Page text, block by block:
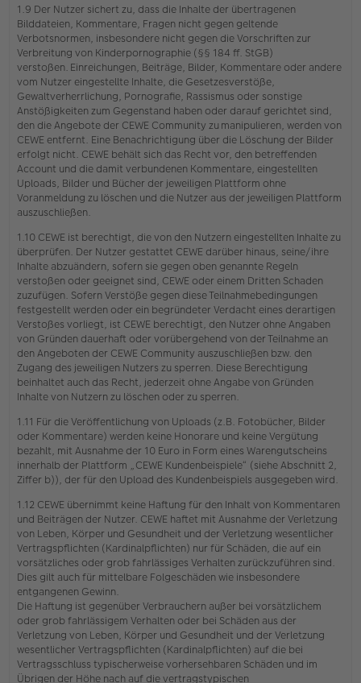
1.9 Der Nutzer sichert zu, dass die Inhalte der übertragenen
Bilddateien, Kommentare, Fragen nicht gegen geltende
Verbotsnormen, insbesondere nicht gegen die Vorschriften zur
Verbreitung von Kinderpornographie (§§ 184 ff. StGB)
verstoßen. Einreichungen, Beiträge, Bilder, Kommentare oder andere
vom Nutzer eingestellte Inhalte, die Gesetzesverstöße,
Gewaltverherrlichung, Pornografie, Rassismus oder sonstige
Anstößigkeiten zum Gegenstand haben oder darauf gerichtet sind,
den die Angebote der CEWE Community zu manipulieren, werden von
CEWE entfernt. Eine Benachrichtigung über die Löschung der Bilder
erfolgt nicht. CEWE behält sich das Recht vor, den betreffenden
Account und die damit verbundenen Kommentare, eingestellten
Uploads, Bilder und Bücher der jeweiligen Plattform ohne
Voranmeldung zu löschen und die Nutzer aus der jeweiligen Plattform
auszuschließen.
1.10 CEWE ist berechtigt, die von den Nutzern eingestellten Inhalte zu
überprüfen. Der Nutzer gestattet CEWE darüber hinaus, seine/ihre
Inhalte abzuändern, sofern sie gegen oben genannte Regeln
verstoßen oder geeignet sind, CEWE oder einem Dritten Schaden
zuzufügen. Sofern Verstöße gegen diese Teilnahmebedingungen
festgestellt werden oder ein begründeter Verdacht eines derartigen
Verstoßes vorliegt, ist CEWE berechtigt, den Nutzer ohne Angaben
von Gründen dauerhaft oder vorübergehend von der Teilnahme an
den Angeboten der CEWE Community auszuschließen bzw. den
Zugang des jeweiligen Nutzers zu sperren. Diese Berechtigung
beinhaltet auch das Recht, jederzeit ohne Angabe von Gründen
Inhalte von Nutzern zu löschen oder zu sperren.
1.11 Für die Veröffentlichung von Uploads (z.B. Fotobücher, Bilder
oder Kommentare) werden keine Honorare und keine Vergütung
bezahlt, mit Ausnahme der 10 Euro in Form eines Warengutscheins
innerhalb der Plattform „CEWE Kundenbeispiele“ (siehe Abschnitt 2,
Ziffer b)), der für den Upload des Kundenbeispiels ausgegeben wird.
1.12 CEWE übernimmt keine Haftung für den Inhalt von Kommentaren
und Beiträgen der Nutzer. CEWE haftet mit Ausnahme der Verletzung
von Leben, Körper und Gesundheit und der Verletzung wesentlicher
Vertragspflichten (Kardinalpflichten) nur für Schäden, die auf ein
vorsätzliches oder grob fahrlässiges Verhalten zurückzuführen sind.
Dies gilt auch für mittelbare Folgeschäden wie insbesondere
entgangenen Gewinn.
Die Haftung ist gegenüber Verbrauchern außer bei vorsätzlichem
oder grob fahrlässigem Verhalten oder bei Schäden aus der
Verletzung von Leben, Körper und Gesundheit und der Verletzung
wesentlicher Vertragspflichten (Kardinalpflichten) auf die bei
Vertragsschluss typischerweise vorhersehbaren Schäden und im
Übrigen der Höhe nach auf die vertragstypischen